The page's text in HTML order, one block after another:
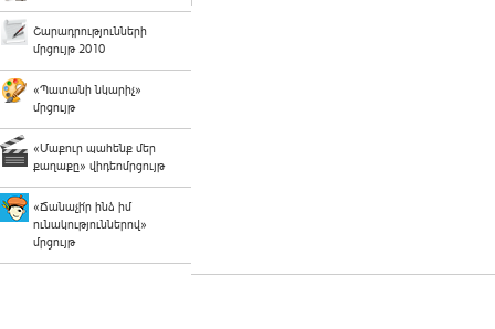
Շարադրությունների
մրցույթ 2010
«Պատանի նկարիչ»
մրցույթ
«Մաքուր պահենք մեր
քաղաքը» վիդեոմրցույթ
«Ճանաչի՛ր ինձ իմ
ունակություններով»
մրցույթ